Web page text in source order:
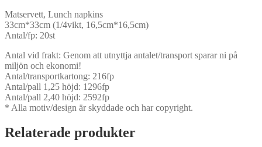
Matservett, Lunch napkins
33cm*33cm (1/4vikt, 16,5cm*16,5cm)
Antal/fp: 20st
Antal vid frakt: Genom att utnyttja antalet/transport sparar ni på
miljön och ekonomi!
Antal/transportkartong: 216fp
Antal/pall 1,25 höjd: 1296fp
Antal/pall 2,40 höjd: 2592fp
* Alla motiv/design är skyddade och har copyright.
Relaterade produkter